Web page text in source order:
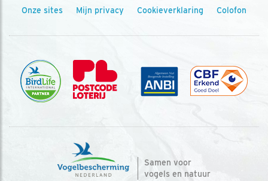
Onze sites Mijn privacy Cookieverklaring Colofon
Samen voor
vogels en natuur